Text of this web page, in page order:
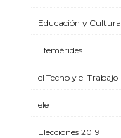
Educación y Cultura
Efemérides
el Techo y el Trabajo
ele
Elecciones 2019